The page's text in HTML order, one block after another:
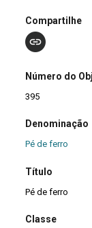
Compartilhe
Número do
395
Denominação
Pé de ferro
Título
Pé de ferro
Classe